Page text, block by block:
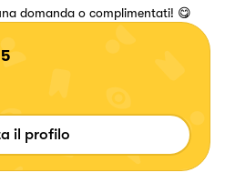
domanda o complimentati! 😋
il profilo